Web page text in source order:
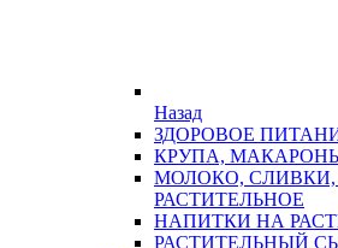
Назад
ЗДОРОВОЕ
КРУПА,
МОЛОКО,
РАСТИТЕЛЬНОЕ
НАПИТКИ НА
РАСТИТЕЛЬНЫЙ